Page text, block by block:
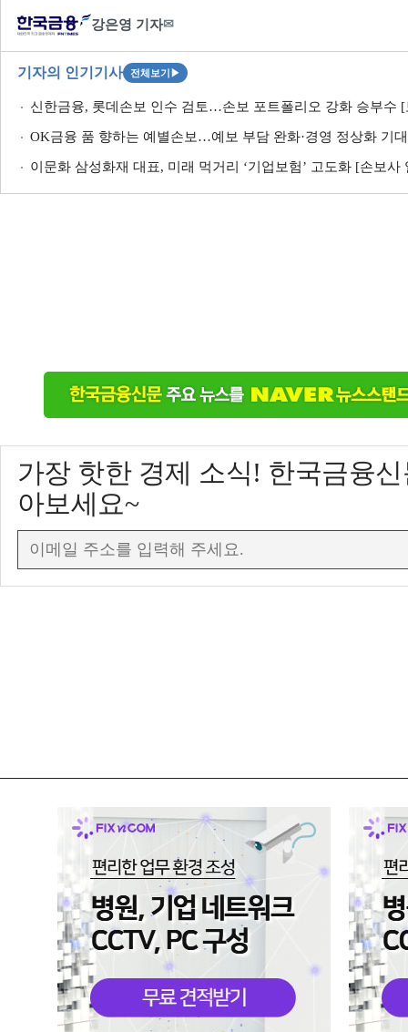
강은영 기자✉
기자의 인기기사 전체보기 ▶
신한금융, 롯데손보 인수 검토…손보 포트폴리오 강화 승부수
OK금융 품 향하는 예별손보…예보 부담 완화·경영 정상화 기
이문화 삼성화재 대표, 미래 먹거리 ‘기업보험’ 고도화 [손보사
가장 핫한 경제 소식! 한국금융
아보세요~